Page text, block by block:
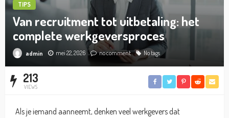
TIPS
Van recruitment tot uitbetaling: het
complete werkgeversproces
admin mei 22, 2026 no comment No tags
213
VIEWS
Als je iemand aanneemt, denken veel werkgevers dat